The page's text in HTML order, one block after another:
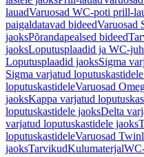
lauadVaruosad WC-poti prill-
paigaldatavad bideedVaruosad
jaoksPõrandapealsed bideed
jaoksLoputusplaadid ja WC-
Loputusplaadid jaoksSigma
Sigma varjatud
loputuskastideleVaruosad
jaoksKappa varjatud
loputuskastidele jaoksDelta
varjatud loputuskastidele jaoks
loputuskastideleVaruosad
jaoksTarvikudKulumaterjal